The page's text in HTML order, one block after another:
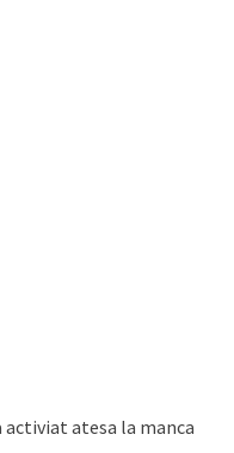
activiat atesa la manca